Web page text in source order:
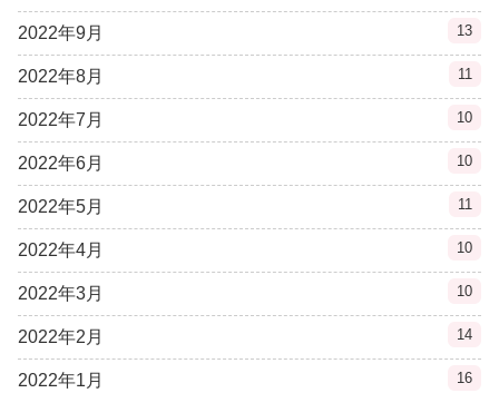
2022年9月 13
2022年8月 11
2022年7月 10
2022年6月 10
2022年5月 11
2022年4月 10
2022年3月 10
2022年2月 14
2022年1月 16